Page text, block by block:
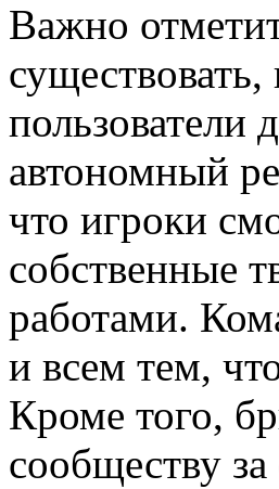
Важно
существовать,
пользователи
автономный
что игроки
собственные
работами.
и всем тем,
Кроме того,
сообществу за